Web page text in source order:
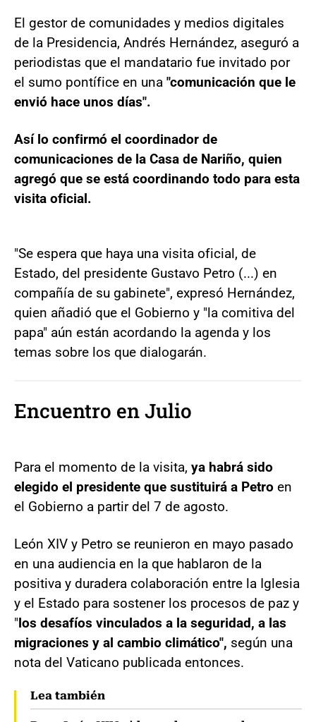
El gestor de comunidades y medios digitales
de la Presidencia, Andrés Hernández, aseguró a
periodistas que el mandatario fue invitado por
el sumo pontífice en una "comunicación que le
envió hace unos días".
Así lo confirmó el coordinador de
comunicaciones de la Casa de Nariño, quien
agregó que se está coordinando todo para esta
visita oficial.
"Se espera que haya una visita oficial, de
Estado, del presidente Gustavo Petro (...) en
compañía de su gabinete", expresó Hernández,
quien añadió que el Gobierno y "la comitiva del
papa" aún están acordando la agenda y los
temas sobre los que dialogarán.
Encuentro en Julio
Para el momento de la visita, ya habrá sido
elegido el presidente que sustituirá a Petro en
el Gobierno a partir del 7 de agosto.
León XIV y Petro se reunieron en mayo pasado
en una audiencia en la que hablaron de la
positiva y duradera colaboración entre la Iglesia
y el Estado para sostener los procesos de paz y
"los desafíos vinculados a la seguridad, a las
migraciones y al cambio climático", según una
nota del Vaticano publicada entonces.
Lea también